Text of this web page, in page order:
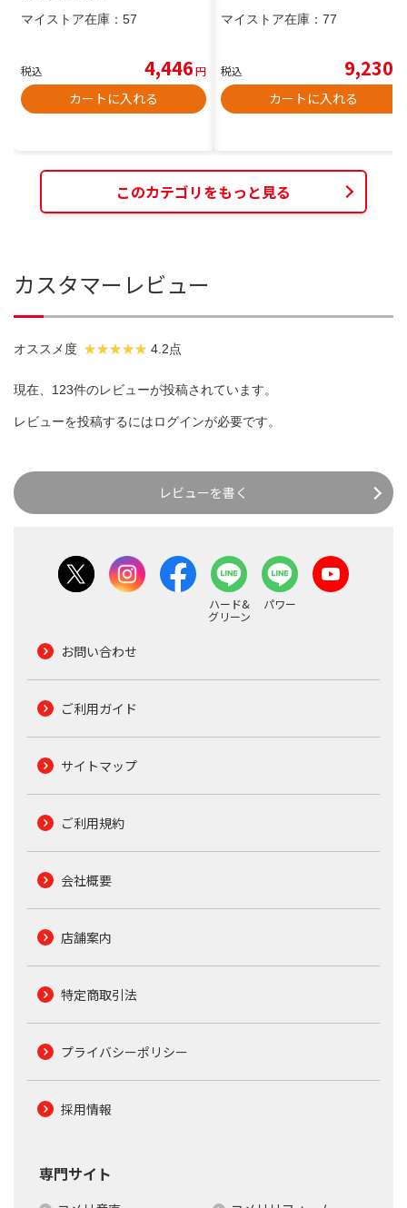
マイストア在庫： 57
税込 4,446円
カートに入れる
マイストア在庫： 77
税込 9,230
カートに入れる
このカテゴリをもっと見る
カスタマーレビュー
オススメ度 4.2点
現在、123件のレビューが投稿されています。
レビューを投稿するにはログインが必要です。
レビューを書く
ハード&
グリーン
パワー
お問い合わせ
ご利用ガイド
サイトマップ
ご利用規約
会社概要
店舗案内
特定商取引法
プライバシーポリシー
採用情報
専門サイト